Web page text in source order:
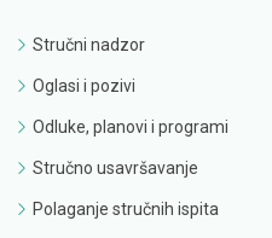
Stručni nadzor
Oglasi i pozivi
Odluke, planovi i programi
Stručno usavršavanje
Polaganje stručnih ispita